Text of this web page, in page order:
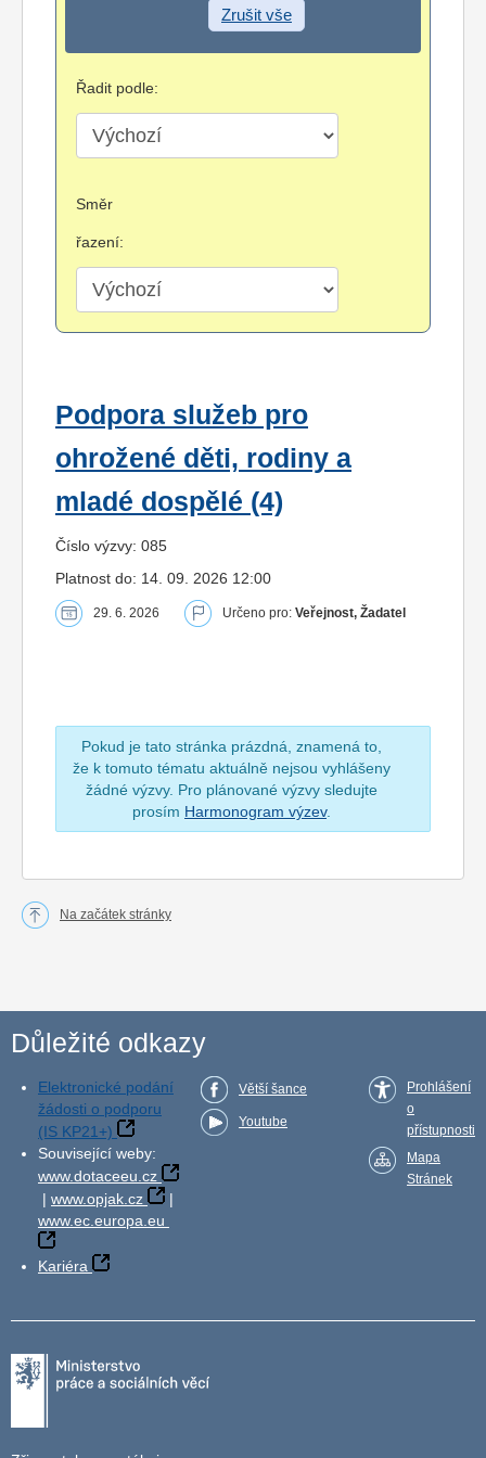
Zrušit vše
Řadit podle:
Směr
řazení:
Podpora služeb pro
ohrožené děti, rodiny a
mladé dospělé (4)
Číslo výzvy: 085
Platnost do: 14. 09. 2026 12:00
29. 6. 2026 Určeno pro: Veřejnost, Žadatel
Pokud je tato stránka prázdná, znamená to,
že k tomuto tématu aktuálně nejsou vyhlášeny
žádné výzvy. Pro plánované výzvy sledujte
prosím Harmonogram výzev.
Na začátek stránky
Důležité odkazy
Elektronické podání
žádosti o podporu
(IS KP21+)
Související weby:
www.dotaceeu.cz
| www.opjak.cz
|
www.ec.europa.eu
Kariéra
Větší šance
Youtube
Prohlášení
o
přístupnosti
Mapa
Stránek